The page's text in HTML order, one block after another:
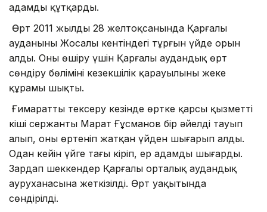
адамды құтқарды.
Өрт 2011 жылдың 28 желтоқсанында Қарғалы
ауданының Жосалы кентіндегі тұрғын үйде орын
алды. Оны өшіру үшін Қарғалы аудандық өрт
сөндіру бөлімінің кезекшілік қарауылының жеке
құрамы шықты.
Ғимаратты тексеру кезінде өртке қарсы қызметтің
кіші сержанты Марат Ғұсманов бір әйелді тауып
алып, оны өртеніп жатқан үйден шығарып алды.
Одан кейін үйге тағы кіріп, ер адамды шығарды.
Зардап шеккендер Қарғалы орталық аудандық
ауруханасына жеткізілді. Өрт уақытында
сөндірілді.